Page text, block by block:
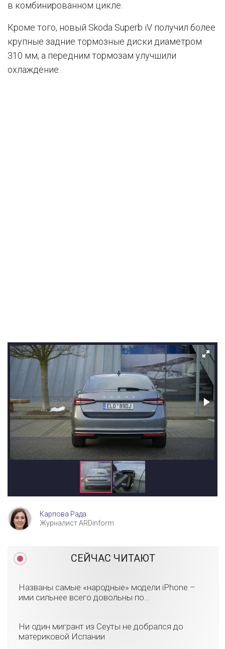
в комбинированном цикле.
Кроме того, новый Skoda Superb iV получил более
крупные задние тормозные диски диаметром
310 мм, а передним тормозам улучшили
охлаждение.
Карпова Рада
Журналист ARDinform
СЕЙЧАС ЧИТАЮТ
Названы самые «народные» модели iPhone –
ими сильнее всего довольны по...
Ни один мигрант из Сеуты не добрался до
материковой Испании